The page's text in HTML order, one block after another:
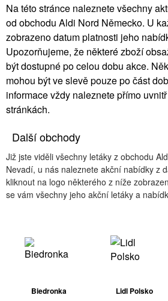
Na této stránce naleznete všechny
od obchodu Aldi Nord Německo. U
zobrazeno datum platnosti jeho
Upozorňujeme, že některé zboží
být dostupné po celou dobu akce.
mohou být ve slevě pouze po část
informace vždy naleznete přímo
stránkách.
Další obchody
Již jste viděli všechny letáky z obchodu
Nevadí, u nás naleznete akční nabídky z
kliknout na logo některého z níže
se vám všechny jeho akční letáky a
Biedronka Lidl Polsko